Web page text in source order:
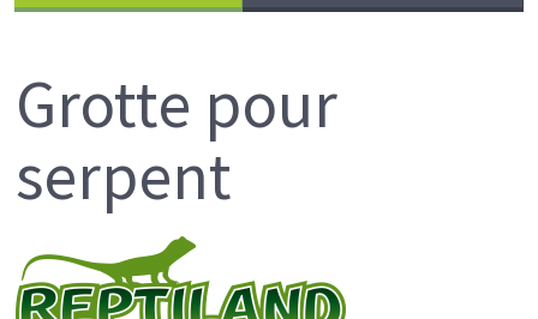
Grotte pour
serpent